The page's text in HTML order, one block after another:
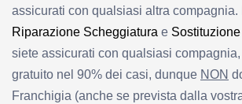
assicurati con qualsiasi altra compagnia.
Riparazione Scheggiatura e
siete assicurati con qualsiasi compagnia,
gratuito nel 90% dei casi, dunque NON
Franchigia (anche se prevista dalla